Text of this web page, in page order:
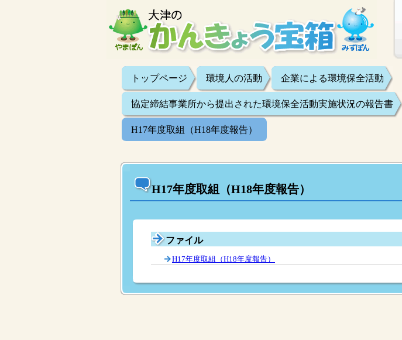
トップページ 環境人の活動 企業による環境保全活動
協定締結事業所から提出された環境保全活動実施状況の報告書
H17年度取組（H18年度報告）
H17年度取組（H18年度報告）
ファイル
H17年度取組（H18年度報告）